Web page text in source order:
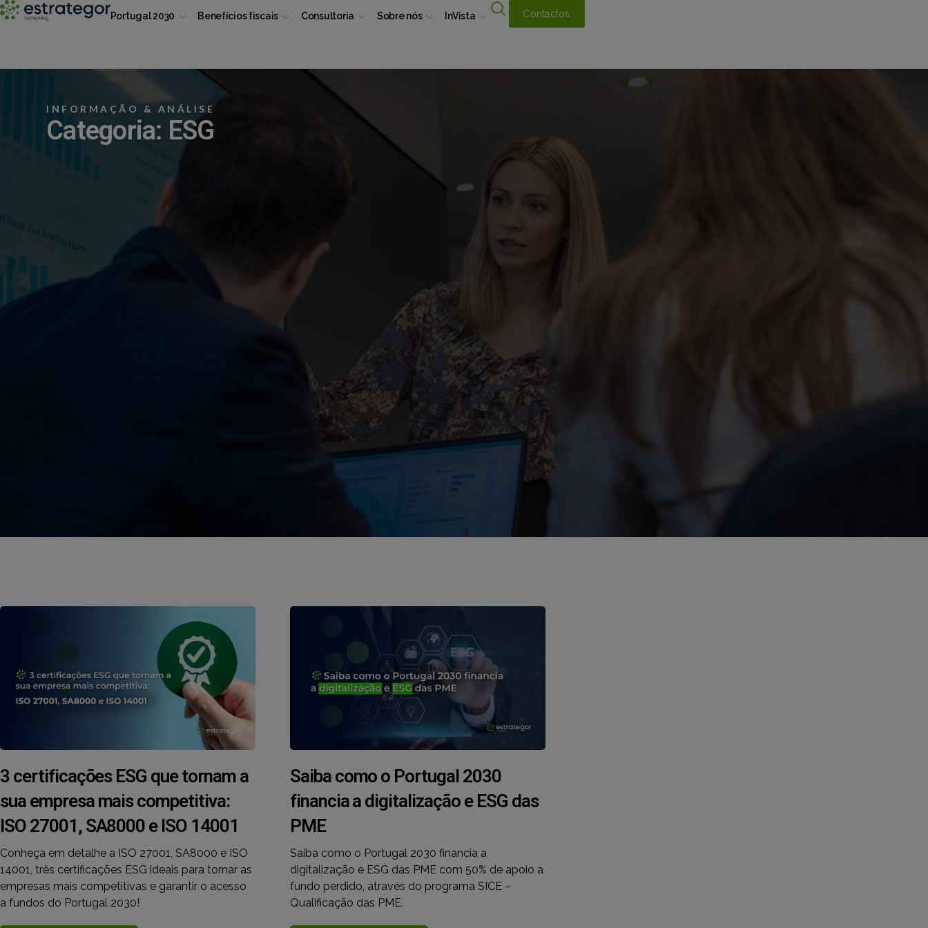
Portugal 2030 Benefícios fiscais Consultoria Sobre nós InVista Contactos
INFORMAÇÃO & ANÁLISE
Categoria: ESG
3 certificações ESG que tornam a
sua empresa mais competitiva:
ISO 27001, SA8000 e ISO 14001
Conheça em detalhe a ISO 27001, SA8000 e ISO
14001, três certificações ESG ideais para tornar as
empresas mais competitivas e garantir o acesso
a fundos do Portugal 2030!
Saiba como o Portugal 2030
financia a digitalização e ESG das
PME
Saiba como o Portugal 2030 financia a
digitalização e ESG das PME com 50% de apoio a
fundo perdido, através do programa SICE –
Qualificação das PME.